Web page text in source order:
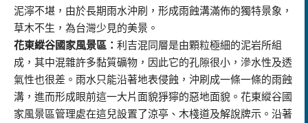
泥濘不堪，由於長期雨水沖刷，形成雨蝕溝滿佈的獨特景象，
草木不生，為台灣少見的美景。
花東縱谷國家風景區： 利吉混同層是由顆粒極細的泥岩所組
成，其中混雜許多黏質礦物，因此它的孔隙很小，滲水性及透
氣性也很差。雨水只能沿著地表侵蝕，沖刷成一條一條的雨蝕
溝，進而形成眼前這一大片面貌猙獰的惡地面貌。花東縱谷國
家風景區管理處在這兒設置了涼亭、木棧道及解說牌示。沿著